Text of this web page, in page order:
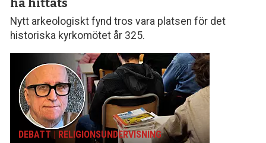
ha hittats
Nytt arkeologiskt fynd tros vara platsen för det
historiska kyrkomötet år 325.
DEBATT | RELIGIONS­UNDERVISNING